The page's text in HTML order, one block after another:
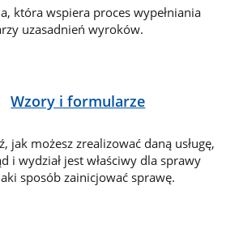
która wspiera proces wypełniania
uzasadnień wyroków.
Wzory i formularze
jak możesz zrealizować daną usługę,
i wydział jest właściwy dla sprawy
sposób zainicjować sprawę.